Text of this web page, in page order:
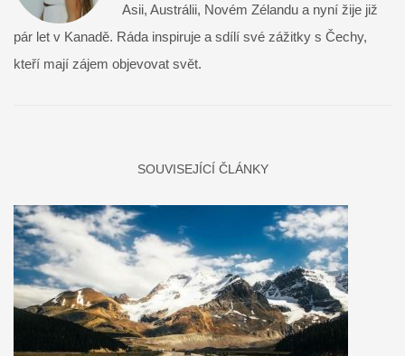
Asii, Austrálii, Novém Zélandu a nyní žije již
pár let v Kanadě. Ráda inspiruje a sdílí své zážitky s Čechy,
kteří mají zájem objevovat svět.
SOUVISEJÍCÍ ČLÁNKY